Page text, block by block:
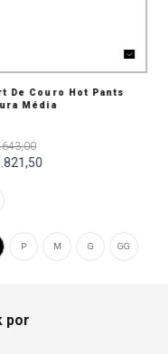
De Couro Hot Pants
Média
G GG
M
P
por